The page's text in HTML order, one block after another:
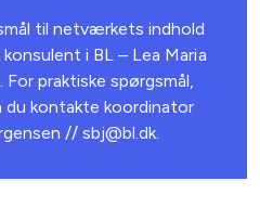
til netværkets indhold
i BL – Lea Maria
. For praktiske spørgsmål,
du kontakte koordinator
// sbj@bl.dk.